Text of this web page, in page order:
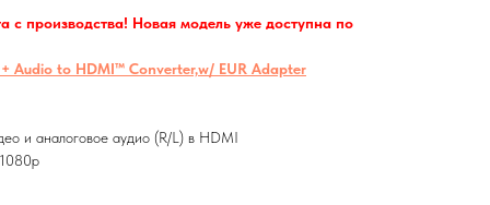
с производства! Новая модель уже доступна по
Audio to HDMI™ Converter,w/ EUR Adapter
и аналоговое аудио (R/L) в HDMI